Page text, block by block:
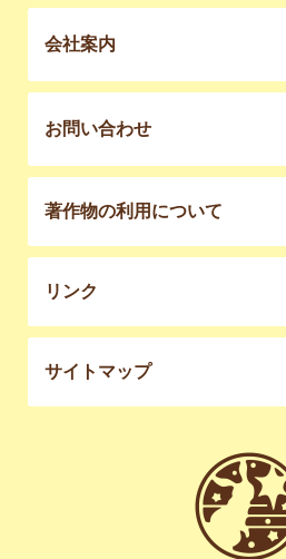
会社案内
お問い合わせ
著作物の利用について
リンク
サイトマップ